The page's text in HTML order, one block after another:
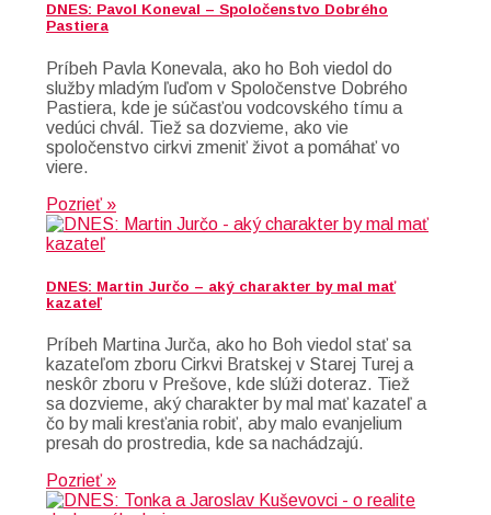
DNES: Pavol Koneval – Spoločenstvo Dobrého
Pastiera
Príbeh Pavla Konevala, ako ho Boh viedol do
služby mladým ľuďom v Spoločenstve Dobrého
Pastiera, kde je súčasťou vodcovského tímu a
vedúci chvál. Tiež sa dozvieme, ako vie
spoločenstvo cirkvi zmeniť život a pomáhať vo
viere.
Pozrieť »
DNES: Martin Jurčo – aký charakter by mal mať
kazateľ
Príbeh Martina Jurča, ako ho Boh viedol stať sa
kazateľom zboru Cirkvi Bratskej v Starej Turej a
neskôr zboru v Prešove, kde slúži doteraz. Tiež
sa dozvieme, aký charakter by mal mať kazateľ a
čo by mali kresťania robiť, aby malo evanjelium
presah do prostredia, kde sa nachádzajú.
Pozrieť »